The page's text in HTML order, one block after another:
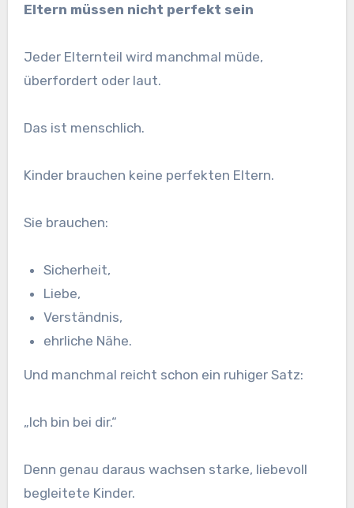
Eltern müssen nicht perfekt sein
Jeder Elternteil wird manchmal müde,
überfordert oder laut.
Das ist menschlich.
Kinder brauchen keine perfekten Eltern.
Sie brauchen:
Sicherheit,
Liebe,
Verständnis,
ehrliche Nähe.
Und manchmal reicht schon ein ruhiger Satz:
„Ich bin bei dir.“
Denn genau daraus wachsen starke, liebevoll
begleitete Kinder.